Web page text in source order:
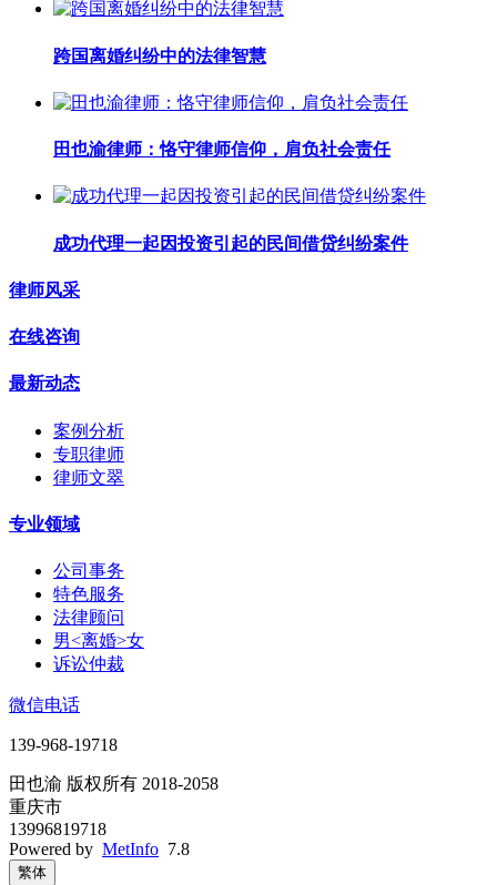
跨国离婚纠纷中的法律智慧
田也渝律师：恪守律师信仰，肩负社会责任
成功代理一起因投资引起的民间借贷纠纷案件
律师风采
在线咨询
最新动态
案例分析
专职律师
律师文翠
专业领域
公司事务
特色服务
法律顾问
男<离婚>女
诉讼仲裁
微信电话
139-968-19718
田也渝 版权所有 2018-2058
重庆市
13996819718
Powered by MetInfo 7.8
繁体